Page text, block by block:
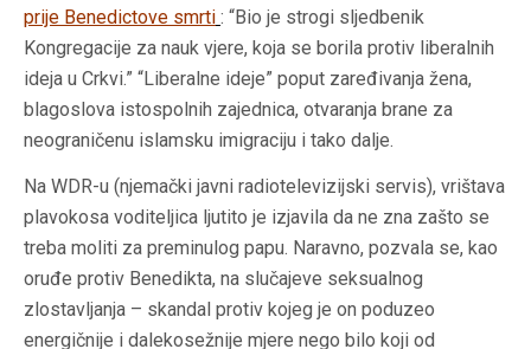
prije Benedictove smrti : “Bio je strogi sljedbenik
Kongregacije za nauk vjere, koja se borila protiv liberalnih
ideja u Crkvi.” “Liberalne ideje” poput zaređivanja žena,
blagoslova istospolnih zajednica, otvaranja brane za
neograničenu islamsku imigraciju i tako dalje.
Na WDR-u (njemački javni radiotelevizijski servis), vrištava
plavokosa voditeljica ljutito je izjavila da ne zna zašto se
treba moliti za preminulog papu. Naravno, pozvala se, kao
oruđe protiv Benedikta, na slučajeve seksualnog
zlostavljanja – skandal protiv kojeg je on poduzeo
energičnije i dalekosežnije mjere nego bilo koji od